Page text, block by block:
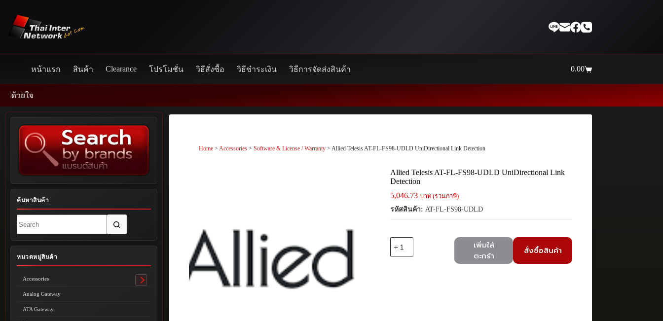
content
หน้าแรก สินค้า Clearance โปรโมชั่น วิธีสั่งซื้อ วิธีชำระเงิน วิธีการจัดส่งสินค้า
Shopping
0.00
Home >Accessories >Software & License / Warranty > Allied Telesis AT-FL-FS98-UDLD UniDirectional Link Detection
Allied Telesis AT-FL-FS98-UDLD UniDirectional Link
Detection
5,046.73 บาท (รวมภาษี)
รหัสสินค้า: AT-FL-FS98-UDLD
เพิ่มใส่
ตะกร้า
สั่งซื้อสินค้า
ค้นหาสินค้า
results
หมวดหมู่สินค้า
Accessories
Toggle
Analog Gateway
ATA Gateway